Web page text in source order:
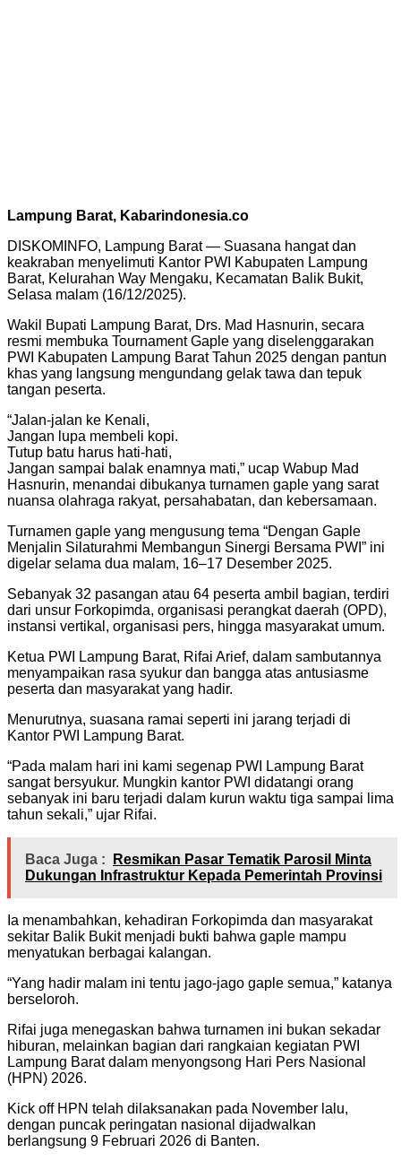
Lampung Barat, Kabarindonesia.co
DISKOMINFO, Lampung Barat — Suasana hangat dan
keakraban menyelimuti Kantor PWI Kabupaten Lampung
Barat, Kelurahan Way Mengaku, Kecamatan Balik Bukit,
Selasa malam (16/12/2025).
Wakil Bupati Lampung Barat, Drs. Mad Hasnurin, secara
resmi membuka Tournament Gaple yang diselenggarakan
PWI Kabupaten Lampung Barat Tahun 2025 dengan pantun
khas yang langsung mengundang gelak tawa dan tepuk
tangan peserta.
“Jalan-jalan ke Kenali,
Jangan lupa membeli kopi.
Tutup batu harus hati-hati,
Jangan sampai balak enamnya mati,” ucap Wabup Mad
Hasnurin, menandai dibukanya turnamen gaple yang sarat
nuansa olahraga rakyat, persahabatan, dan kebersamaan.
Turnamen gaple yang mengusung tema “Dengan Gaple
Menjalin Silaturahmi Membangun Sinergi Bersama PWI” ini
digelar selama dua malam, 16–17 Desember 2025.
Sebanyak 32 pasangan atau 64 peserta ambil bagian, terdiri
dari unsur Forkopimda, organisasi perangkat daerah (OPD),
instansi vertikal, organisasi pers, hingga masyarakat umum.
Ketua PWI Lampung Barat, Rifai Arief, dalam sambutannya
menyampaikan rasa syukur dan bangga atas antusiasme
peserta dan masyarakat yang hadir.
Menurutnya, suasana ramai seperti ini jarang terjadi di
Kantor PWI Lampung Barat.
“Pada malam hari ini kami segenap PWI Lampung Barat
sangat bersyukur. Mungkin kantor PWI didatangi orang
sebanyak ini baru terjadi dalam kurun waktu tiga sampai lima
tahun sekali,” ujar Rifai.
Baca Juga :
Resmikan Pasar Tematik Parosil Minta
Dukungan Infrastruktur Kepada Pemerintah Provinsi
Ia menambahkan, kehadiran Forkopimda dan masyarakat
sekitar Balik Bukit menjadi bukti bahwa gaple mampu
menyatukan berbagai kalangan.
“Yang hadir malam ini tentu jago-jago gaple semua,” katanya
berseloroh.
Rifai juga menegaskan bahwa turnamen ini bukan sekadar
hiburan, melainkan bagian dari rangkaian kegiatan PWI
Lampung Barat dalam menyongsong Hari Pers Nasional
(HPN) 2026.
Kick off HPN telah dilaksanakan pada November lalu,
dengan puncak peringatan nasional dijadwalkan
berlangsung 9 Februari 2026 di Banten.